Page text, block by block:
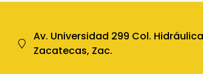
Av. Universidad 299 Col.
Zacatecas, Zac.